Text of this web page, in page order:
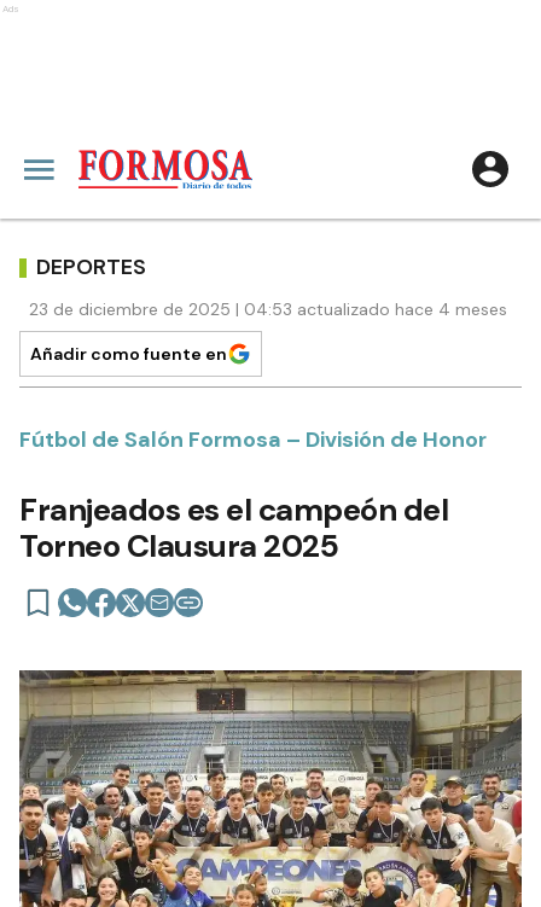
Ads
DEPORTES
23 de diciembre de 2025 | 04:53 actualizado hace 4 meses
Añadir como fuente en
Fútbol de Salón Formosa – División de Honor
Franjeados es el campeón del
Torneo Clausura 2025